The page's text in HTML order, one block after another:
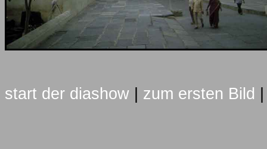
start der diashow zum ersten Bild